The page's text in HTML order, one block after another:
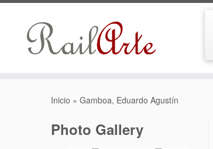
Inicio » Gamboa, Eduardo Agustín
Photo Gallery